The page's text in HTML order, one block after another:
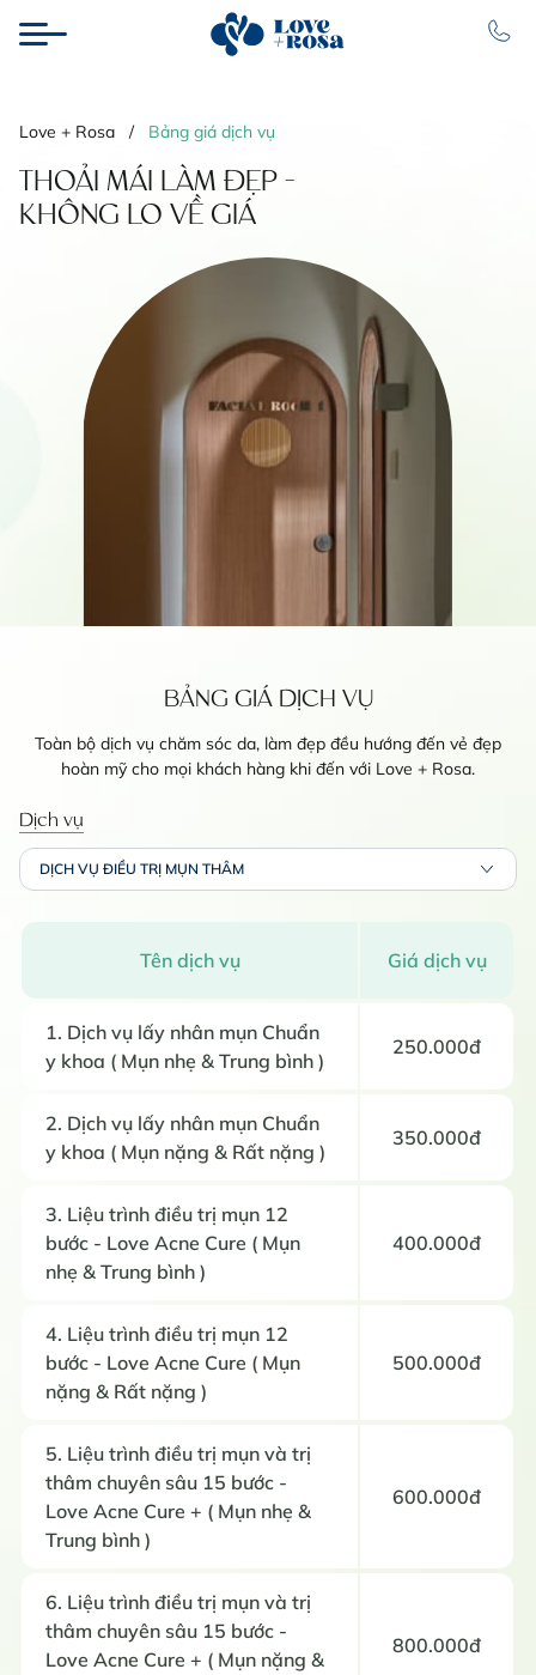
Love + Rosa / Bảng giá dịch vụ
THOẢI MÁI LÀM ĐẸP -
KHÔNG LO VỀ GIÁ
BẢNG GIÁ DỊCH VỤ
Toàn bộ dịch vụ chăm sóc da, làm đẹp đều hướng đến vẻ đẹp
hoàn mỹ cho mọi khách hàng khi đến với Love + Rosa.
Dịch vụ
DỊCH VỤ ĐIỀU TRỊ MỤN THÂM
Tên dịch vụ Giá dịch vụ
1. Dịch vụ lấy nhân mụn Chuẩn
y khoa ( Mụn nhẹ & Trung bình )
250.000đ
2. Dịch vụ lấy nhân mụn Chuẩn
y khoa ( Mụn nặng & Rất nặng )
350.000đ
3. Liệu trình điều trị mụn 12
bước - Love Acne Cure ( Mụn
nhẹ & Trung bình )
400.000đ
4. Liệu trình điều trị mụn 12
bước - Love Acne Cure ( Mụn
nặng & Rất nặng )
500.000đ
5. Liệu trình điều trị mụn và trị
thâm chuyên sâu 15 bước -
Love Acne Cure + ( Mụn nhẹ &
Trung bình )
600.000đ
6. Liệu trình điều trị mụn và trị
thâm chuyên sâu 15 bước -
Love Acne Cure + ( Mụn nặng &
800.000đ